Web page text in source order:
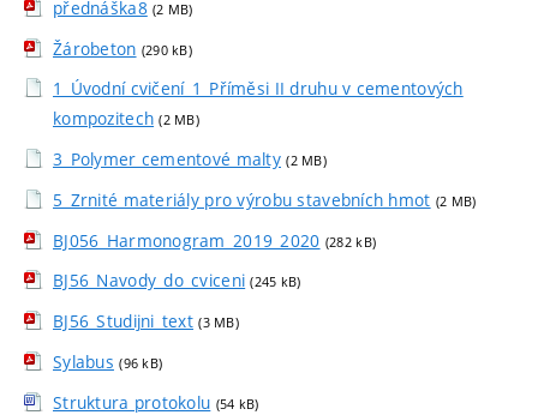
přednáška8 (2 MB)
Žárobeton (290 kB)
1_Úvodní cvičení_1_Příměsi II druhu v cementových
kompozitech (2 MB)
3_Polymer cementové malty (2 MB)
5_Zrnité materiály pro výrobu stavebních hmot (2 MB)
BJ056_Harmonogram_2019_2020 (282 kB)
BJ56_Navody_do_cviceni (245 kB)
BJ56_Studijni_text (3 MB)
Sylabus (96 kB)
Struktura protokolu (54 kB)